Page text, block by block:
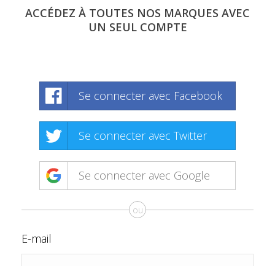
ACCÉDEZ À TOUTES NOS MARQUES AVEC
UN SEUL COMPTE
Se connecter avec Facebook
Se connecter avec Twitter
Se connecter avec Google
ou
E-mail